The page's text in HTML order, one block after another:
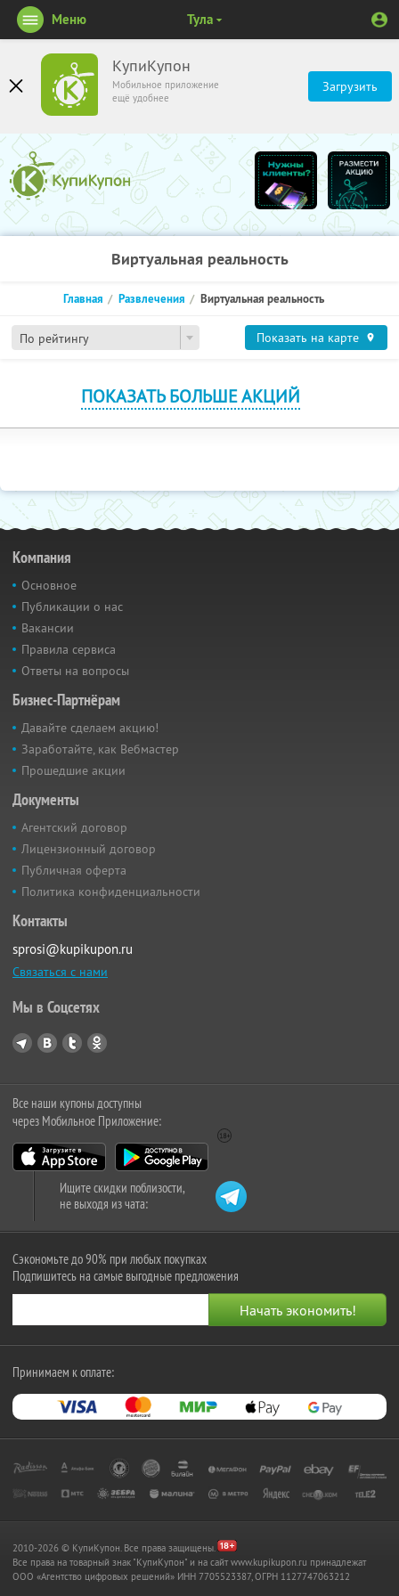
КупиКупон
Мобильное приложение
ещё удобнее
Загрузить
Меню Тула
Виртуальная реальность
По рейтингу
Главная Развлечения Виртуальная реальность
Показать на карте
ПОКАЗАТЬ БОЛЬШЕ АКЦИЙ
Компания
Основное
Публикации о нас
Вакансии
Правила сервиса
Ответы на вопросы
Бизнес-Партнёрам
Давайте сделаем акцию!
Заработайте, как Вебмастер
Прошедшие акции
Документы
Агентский договор
Лицензионный договор
Публичная оферта
Политика конфиденциальности
Контакты
sprosi@kupikupon.ru
Связаться с нами
Мы в Соцсетях
Все наши купоны доступны
через Мобильное Приложение:
Ищите скидки поблизости,
не выходя из чата:
Сэкономьте до 90% при любых покупках
Подпишитесь на самые выгодные предложения
Принимаем к оплате:
2010-2026 © КупиКупон. Все права защищены.
Все права на товарный знак "КупиКупон" и на сайт www.kupikupon.ru принадлежат
OOO «Агентство цифровых решений» ИНН 7705523387, ОГРН 1127747063212